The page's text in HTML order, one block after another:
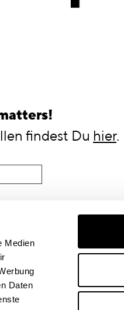
Medien
Daten
findest Du hier.